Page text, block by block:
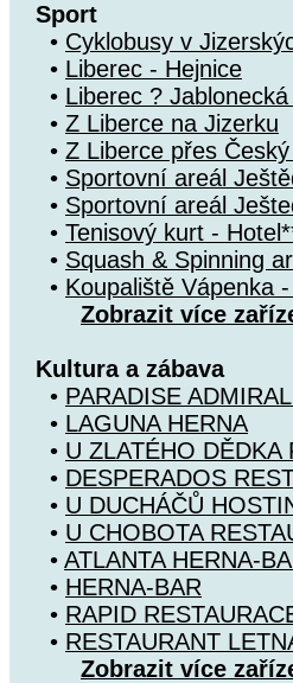
Sport
• Cyklobusy v
• Liberec - Hejnice
• Liberec ?
• Z Liberce na Jizerku
• Z Liberce přes
• Sportovní areál
• Sportovní areál
• Tenisový kurt -
• Squash & Spinning
• Koupaliště Vápenka
Zobrazit více
Kultura a zábava
• PARADISE
• LAGUNA HERNA
• U ZLATÉHO DĚDKA
• DESPERADOS
• U DUCHÁČŮ
• U CHOBOTA
• ATLANTA HERNA-
• HERNA-BAR
• RAPID
• RESTAURANT
Zobrazit více